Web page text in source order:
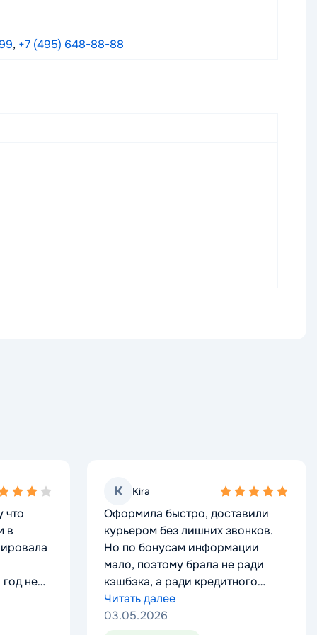
, +7 (495) 648-88-88
8 800 555-67-89 или заблокировать через
0,5% от суммы. Переводы по реквизитам —
что
в
не
это
K Kira
5,0
rating
Оформила быстро, доставили
курьером без лишних звонков.
Но по бонусам информации
мало, поэтому брала не ради
кэшбэка, а ради кредитного
лимита и грейса.
Читать далее
03.05.2026
что
в
не
это
K Kira
5,0
rating
Оформила быстро, доставили
курьером без лишних звонков.
Но по бонусам информации
мало, поэтому брала не ради
кэшбэка, а ради кредитного
лимита и грейса.
Читать далее
03.05.2026